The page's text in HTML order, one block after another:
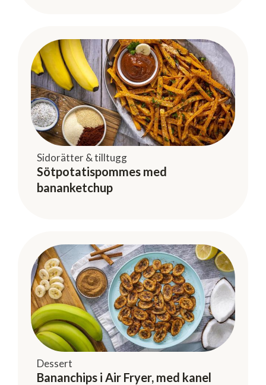
Sidorätter & tilltugg
Sötpotatispommes med
bananketchup
Dessert
Bananchips i Air Fryer, med kanel